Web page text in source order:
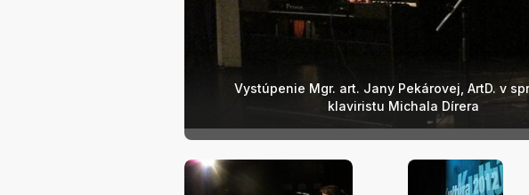
Vystúpenie Mgr. art. Jany Pekárovej, ArtD. v
klaviristu Michala Dírera